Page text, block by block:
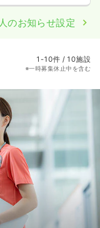
のお知らせ設定
1-10件 / 10施設
※一時募集休止中を含む